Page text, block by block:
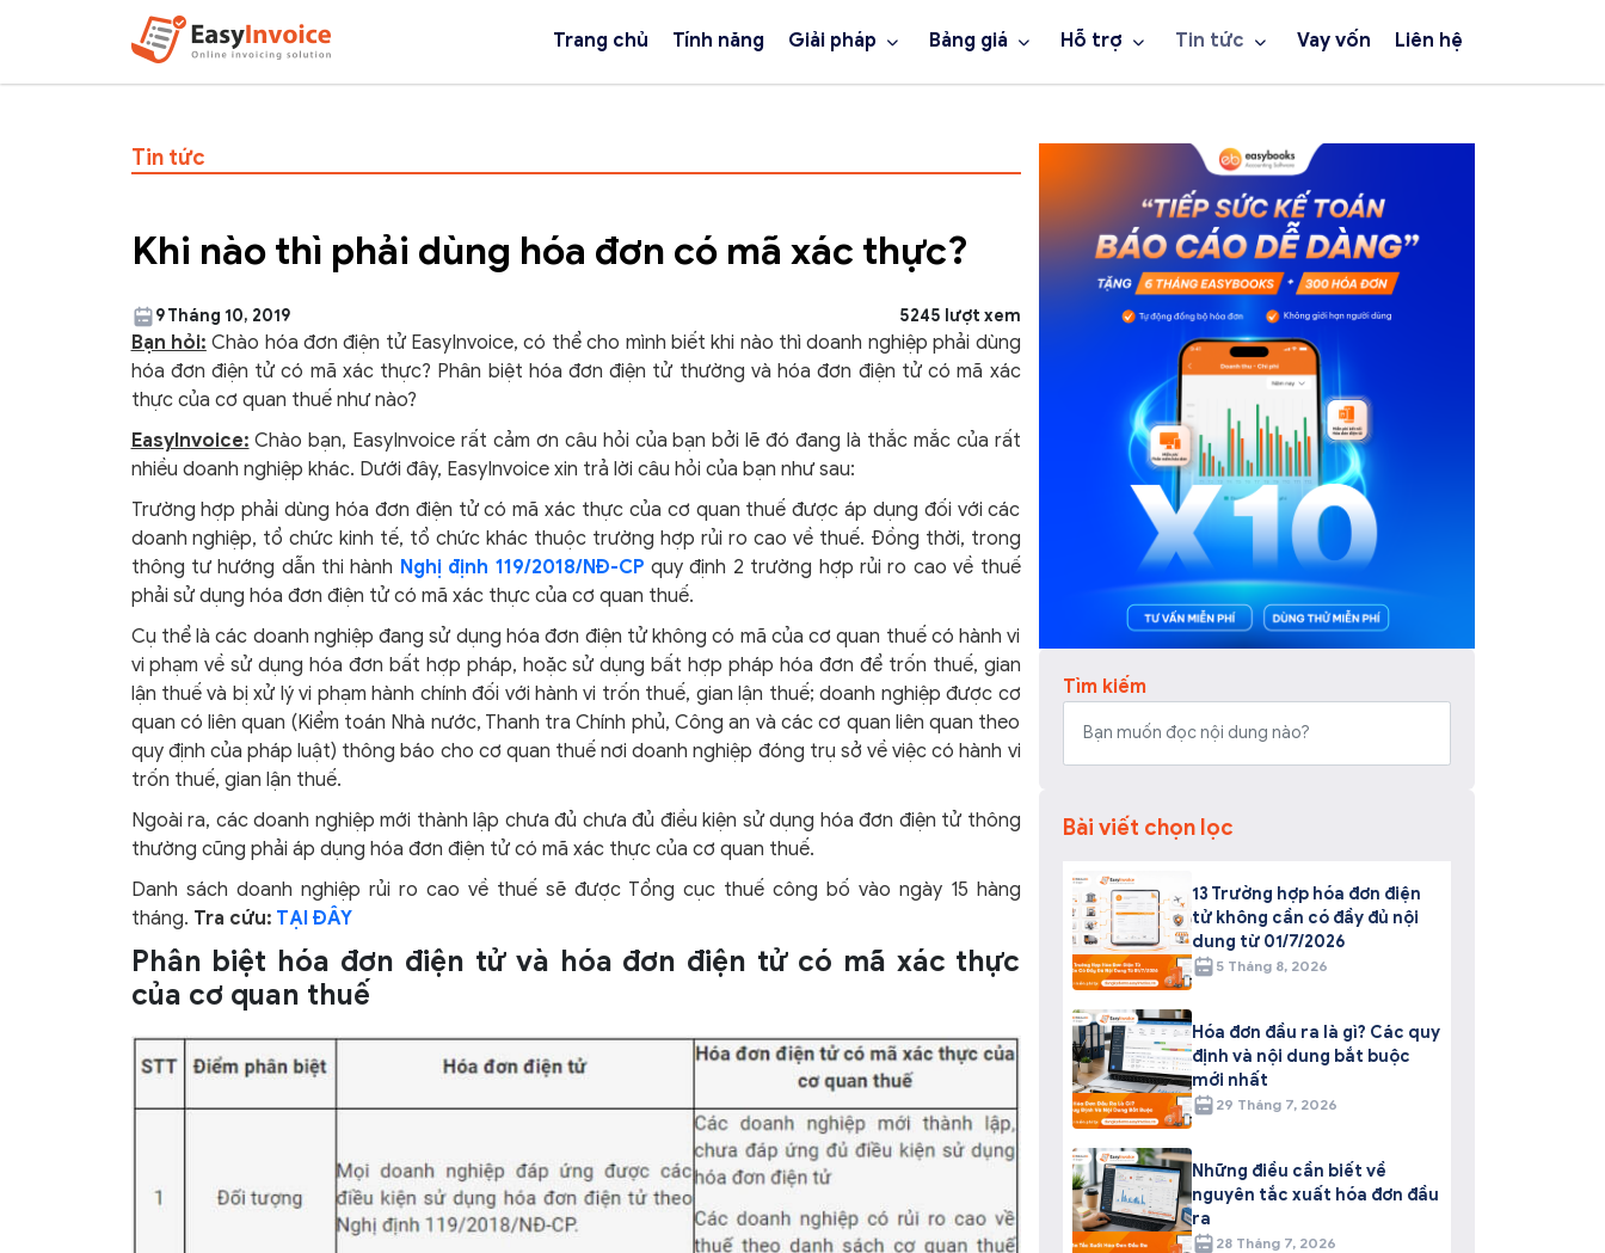
Trang chủ Tính năng Giải pháp Bảng giá Hỗ trợ Tin tức Vay vốn Liên hệ
Tin tức
Khi nào thì phải dùng hóa đơn có mã xác thực?
9 Tháng 10, 2019 5245 lượt xem
Bạn hỏi: Chào hóa đơn điện tử EasyInvoice, có thể cho mình biết khi nào thì doanh nghiệp phải dùng
hóa đơn điện tử có mã xác thực? Phân biệt hóa đơn điện tử thường và hóa đơn điện tử có mã xác
thực của cơ quan thuế như nào?
EasyInvoice: Chào bạn, EasyInvoice rất cảm ơn câu hỏi của bạn bởi lẽ đó đang là thắc mắc của rất
nhiều doanh nghiệp khác. Dưới đây, EasyInvoice xin trả lời câu hỏi của bạn như sau:
Trường hợp phải dùng hóa đơn điện tử có mã xác thực của cơ quan thuế được áp dụng đối với các
doanh nghiệp, tổ chức kinh tế, tổ chức khác thuộc trường hợp rủi ro cao về thuế. Đồng thời, trong
thông tư hướng dẫn thi hành Nghị định 119/2018/NĐ-CP quy định 2 trường hợp rủi ro cao về thuế
phải sử dụng hóa đơn điện tử có mã xác thực của cơ quan thuế.
Cụ thể là các doanh nghiệp đang sử dụng hóa đơn điện tử không có mã của cơ quan thuế có hành vi
vi phạm về sử dụng hóa đơn bất hợp pháp, hoặc sử dụng bất hợp pháp hóa đơn để trốn thuế, gian
lận thuế và bị xử lý vi phạm hành chính đối với hành vi trốn thuế, gian lận thuế; doanh nghiệp được cơ
quan có liên quan (Kiểm toán Nhà nước, Thanh tra Chính phủ, Công an và các cơ quan liên quan theo
quy định của pháp luật) thông báo cho cơ quan thuế nơi doanh nghiệp đóng trụ sở về việc có hành vi
trốn thuế, gian lận thuế.
Ngoài ra, các doanh nghiệp mới thành lập chưa đủ chưa đủ điều kiện sử dụng hóa đơn điện tử thông
thường cũng phải áp dụng hóa đơn điện tử có mã xác thực của cơ quan thuế.
Danh sách doanh nghiệp rủi ro cao về thuế sẽ được Tổng cục thuế công bố vào ngày 15 hàng
tháng. Tra cứu: TẠI ĐÂY
Phân biệt hóa đơn điện tử và hóa đơn điện tử có mã xác thực
của cơ quan thuế
Tìm kiếm
Bài viết chọn lọc
13 Trường hợp hóa đơn điện
tử không cần có đầy đủ nội
dung từ 01/7/2026
5 Tháng 8, 2026
Hóa đơn đầu ra là gì? Các quy
định và nội dung bắt buộc
mới nhất
29 Tháng 7, 2026
Những điều cần biết về
nguyên tắc xuất hóa đơn đầu
ra
28 Tháng 7, 2026